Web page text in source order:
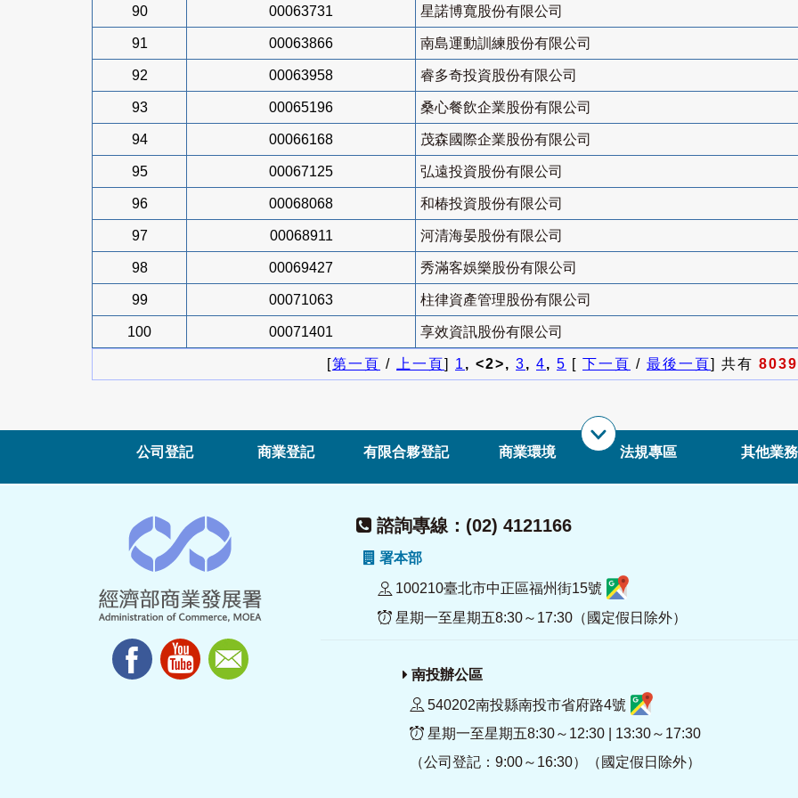
90 00063731 星諾博寬股份有限公司
91 00063866 南島運動訓練股份有限公司
92 00063958 睿多奇投資股份有限公司
93 00065196 桑心餐飲企業股份有限公司
94 00066168 茂森國際企業股份有限公司
95 00067125 弘遠投資股份有限公司
96 00068068 和椿投資股份有限公司
97 00068911 河清海晏股份有限公司
98 00069427 秀滿客娛樂股份有限公司
99 00071063 柱律資產管理股份有限公司
100 00071401 享效資訊股份有限公司
[第一頁 / 上一頁] 1, <2>, 3, 4, 5 [ 下一頁 / 最後一頁] 共有 8039
公司登記 商業登記 有限合夥登記 商業環境 法規專區 其他業務
諮詢專線：(02) 4121166
署本部
100210臺北市中正區福州街15號
星期一至星期五8:30～17:30（國定假日除外）
南投辦公區
540202南投縣南投市省府路4號
星期一至星期五8:30～12:30 | 13:30～17:30
（公司登記：9:00～16:30）（國定假日除外）